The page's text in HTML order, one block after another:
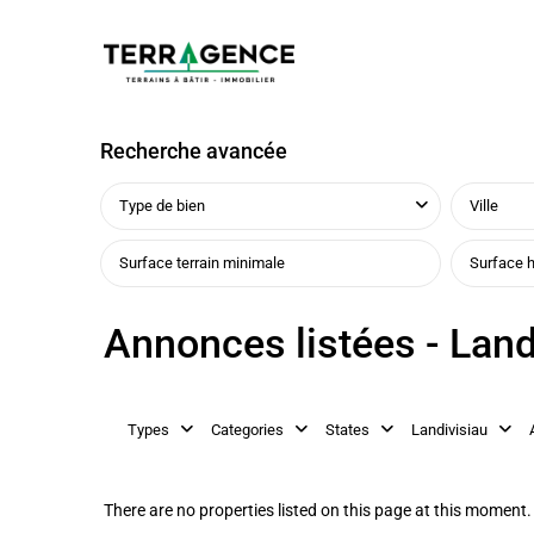
Recherche avancée
Type de bien Ville
Annonces listées -
Types Categories States Landivisiau
There are no properties listed on this page at this